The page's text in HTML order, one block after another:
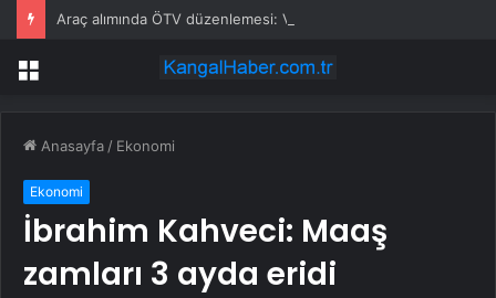
Menü
Anasayfa / Ekonomi
Ekonomi
İbrahim Kahveci: Maaş
zamları 3 ayda eridi